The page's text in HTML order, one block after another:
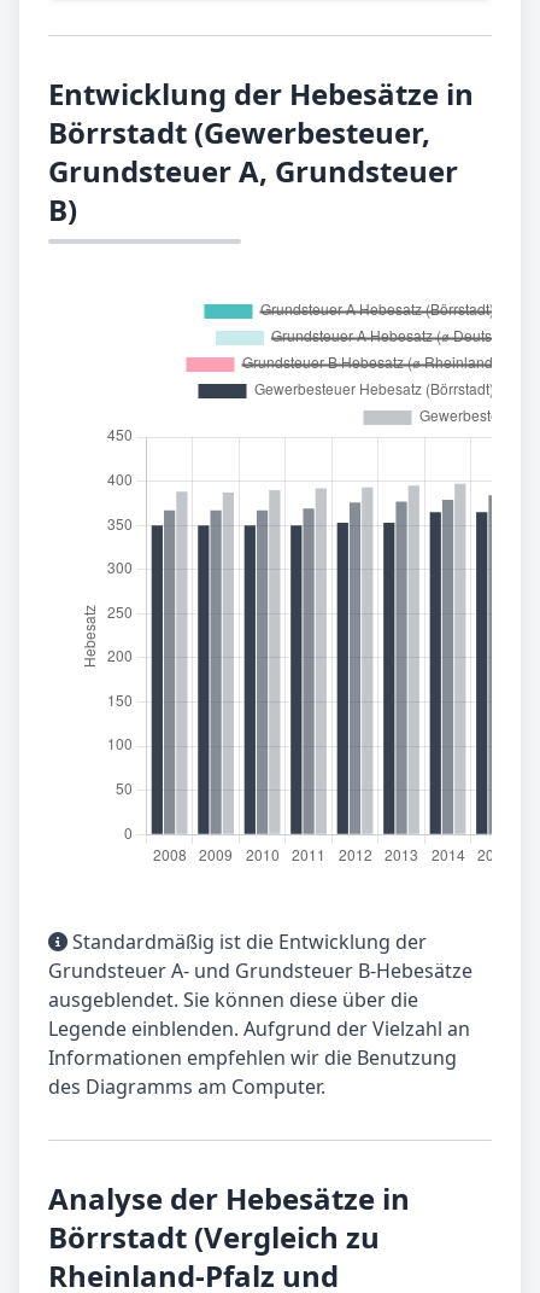
Entwicklung der Hebesätze in
Börrstadt (Gewerbesteuer,
Grundsteuer A, Grundsteuer
B)
Standardmäßig ist die Entwicklung der
Grundsteuer A- und Grundsteuer B-Hebesätze
ausgeblendet. Sie können diese über die
Legende einblenden. Aufgrund der Vielzahl an
Informationen empfehlen wir die Benutzung
des Diagramms am Computer.
Analyse der Hebesätze in
Börrstadt (Vergleich zu
Rheinland-Pfalz und